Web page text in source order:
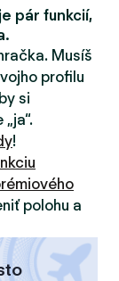
pár funkcií,
Musíš
profilu
si
!
polohu a